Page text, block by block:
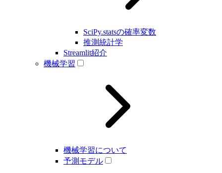
SciPy.statsの確率変数
推測統計学
Streamlit紹介
機械学習
機械学習について
予測モデル